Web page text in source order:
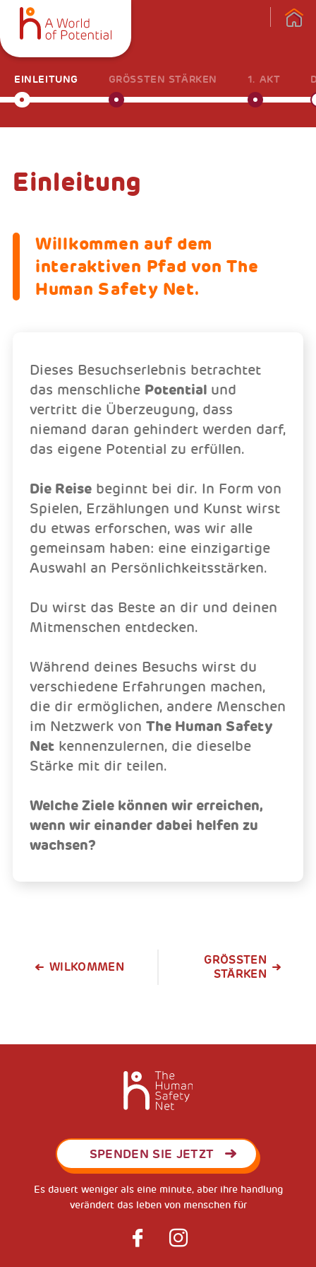
EINLEITUNG GRÖSSTEN STÄRKEN 1. AKT
Einleitung
Willkommen auf dem
interaktiven Pfad von The
Human Safety Net.
Dieses Besuchserlebnis betrachtet
das menschliche Potential und
vertritt die Überzeugung, dass
niemand daran gehindert werden darf,
das eigene Potential zu erfüllen.
Die Reise beginnt bei dir. In Form von
Spielen, Erzählungen und Kunst wirst
du etwas erforschen, was wir alle
gemeinsam haben: eine einzigartige
Auswahl an Persönlichkeitsstärken.
Du wirst das Beste an dir und deinen
Mitmenschen entdecken.
Während deines Besuchs wirst du
verschiedene Erfahrungen machen,
die dir ermöglichen, andere Menschen
im Netzwerk vonThe Human Safety
Net kennenzulernen, die dieselbe
Stärke mit dir teilen.
Welche Ziele können wir erreichen,
wenn wir einander dabei helfen zu
wachsen?
WILKOMMEN
GRÖSSTEN S
TÄRKEN
SPENDEN SIE JETZT
Es dauert weniger als eine minute, aber ihre handlung
verändert das leben von menschen für